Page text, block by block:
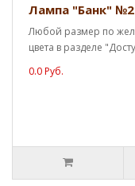
Лампа "Банк"
Любой размер по
цвета в разделе
0.0 Руб.